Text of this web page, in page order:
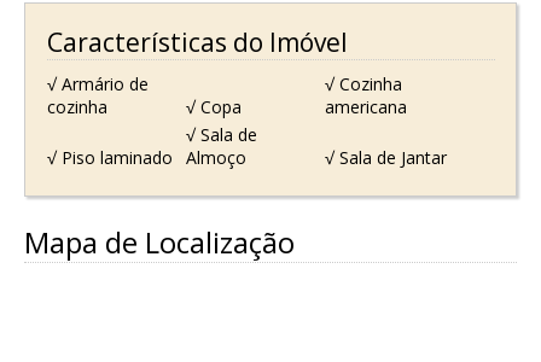
Características do Imóvel
√ Armário de
cozinha
√ Copa
√ Cozinha
americana
√ Piso laminado
√ Sala de
Almoço
√ Sala de Jantar
Mapa de Localização